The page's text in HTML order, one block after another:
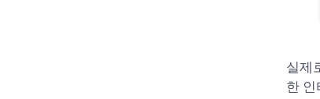
실제
한